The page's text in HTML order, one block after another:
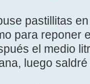
pastillitas
para reponer
el medio
luego